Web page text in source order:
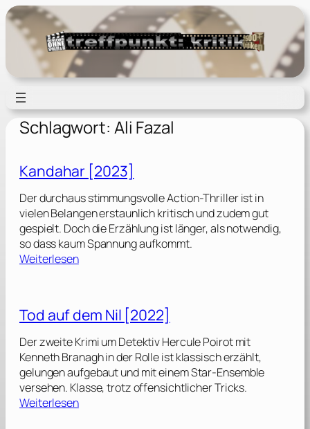
Zum
Inhalt
springen
Schlagwort: Ali Fazal
Kandahar [2023]
Der durchaus stimmungsvolle Action-Thriller ist in
vielen Belangen erstaunlich kritisch und zudem gut
gespielt. Doch die Erzählung ist länger, als notwendig,
so dass kaum Spannung aufkommt.
Weiterlesen:
d
a
h
a
r
[
2
Tod auf dem Nil [2022]
Der zweite Krimi um Detektiv Hercule Poirot mit
Kenneth Branagh in der Rolle ist klassisch erzählt,
gelungen aufgebaut und mit einem Star-Ensemble
versehen. Klasse, trotz offensichtlicher Tricks.
Weiterlesen: